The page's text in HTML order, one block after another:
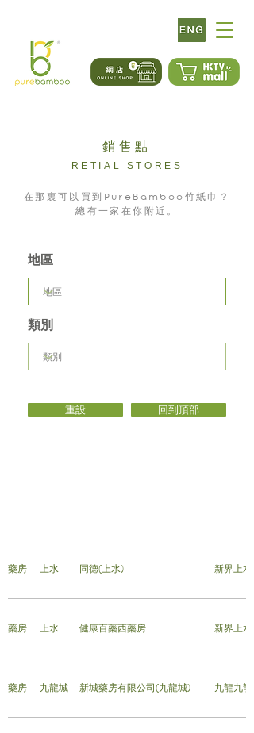
​銷售點
RETIAL STORES
在那裏可以買到 PureBamboo 竹紙巾？
總有一家在你附近。
地區
類別
重設 回到頂部
藥房 上水 同德(上水) 新界上水
藥房 上水 健康百藥西藥房 新界上
藥房 九龍城 新城藥房有限公司(九龍城) 九龍九龍